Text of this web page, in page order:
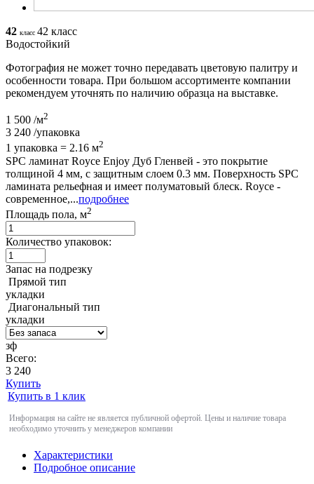
42 класс 42 класс
Водостойкий
Фотография не может точно передавать цветовую палитру и
особенности товара. При большом ассортименте компании
рекомендуем уточнять по наличию образца на выставке.
1 500 /м2
3 240 /упаковка
1 упаковка = 2.16 м2
SPC ламинат Royce Enjoy Дуб Гленвей - это покрытие
толщиной 4 мм, с защитным слоем 0.3 мм. Поверхность SPC
ламината рельефная и имеет полуматовый блеск. Royce -
современное,...подробнее
Площадь пола, м2
Количество упаковок:
Запас на подрезку
Прямой тип
укладки
Диагональный тип
укладки
зф
Всего:
3 240
Купить
Купить в 1 клик
Информация на сайте не является публичной офертой. Цены и наличие товара
необходимо уточнить у менеджеров компании
Характеристики
Подробное описание